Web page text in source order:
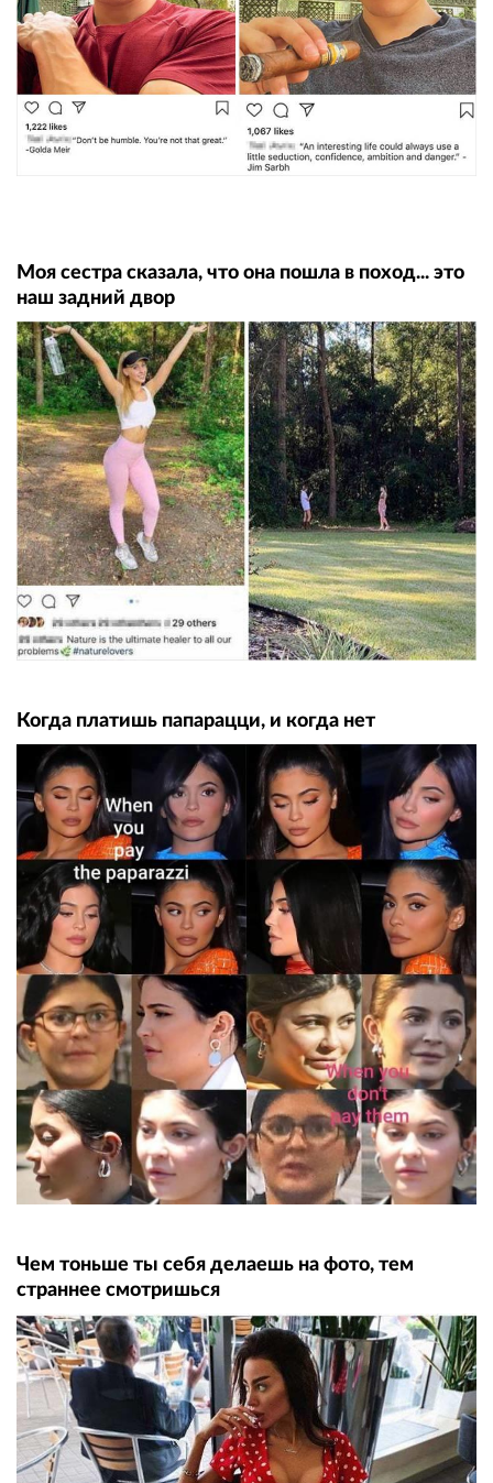
Моя сестра сказала, что она пошла в поход... это
наш задний двор
Когда платишь папарацци, и когда нет
Чем тоньше ты себя делаешь на фото, тем
страннее смотришься